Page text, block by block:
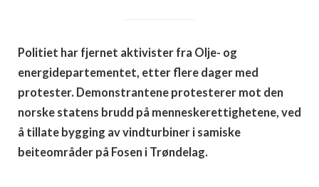
Politiet har fjernet aktivister fra Olje- og
energidepartementet, etter flere dager med
protester. Demonstrantene protesterer mot den
norske statens brudd på menneskerettighetene, ved
å tillate bygging av vindturbiner i samiske
beiteområder på Fosen i Trøndelag.